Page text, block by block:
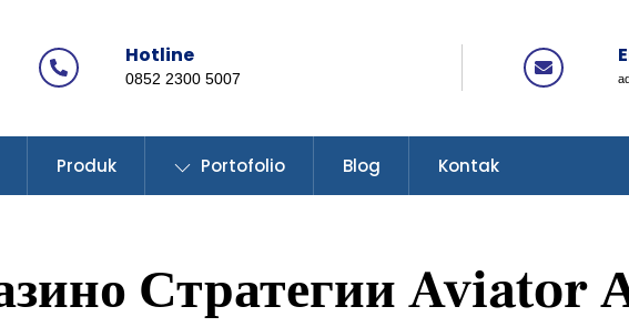
Produk Portofolio Blog Kontak
Icon
Hotline
0852 2300 5007
Icon
Стратегии Aviator